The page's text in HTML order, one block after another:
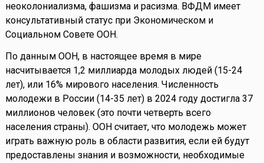
неоколониализма, фашизма и расизма. ВФДМ имеет
консультативный статус при Экономическом и
Социальном Совете ООН.
По данным ООН, в настоящее время в мире
насчитывается 1,2 миллиарда молодых людей (15-24
лет), или 16% мирового населения. Численность
молодежи в России (14-35 лет) в 2024 году достигла 37
миллионов человек (это почти четверть всего
населения страны). ООН считает, что молодежь может
играть важную роль в области развития, если ей будут
предоставлены знания и возможности, необходимые